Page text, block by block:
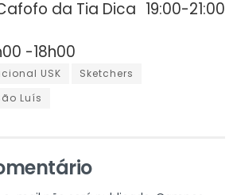
da Tia Dica 19:00-21:00
-18h00
USK
Sketchers
Luís